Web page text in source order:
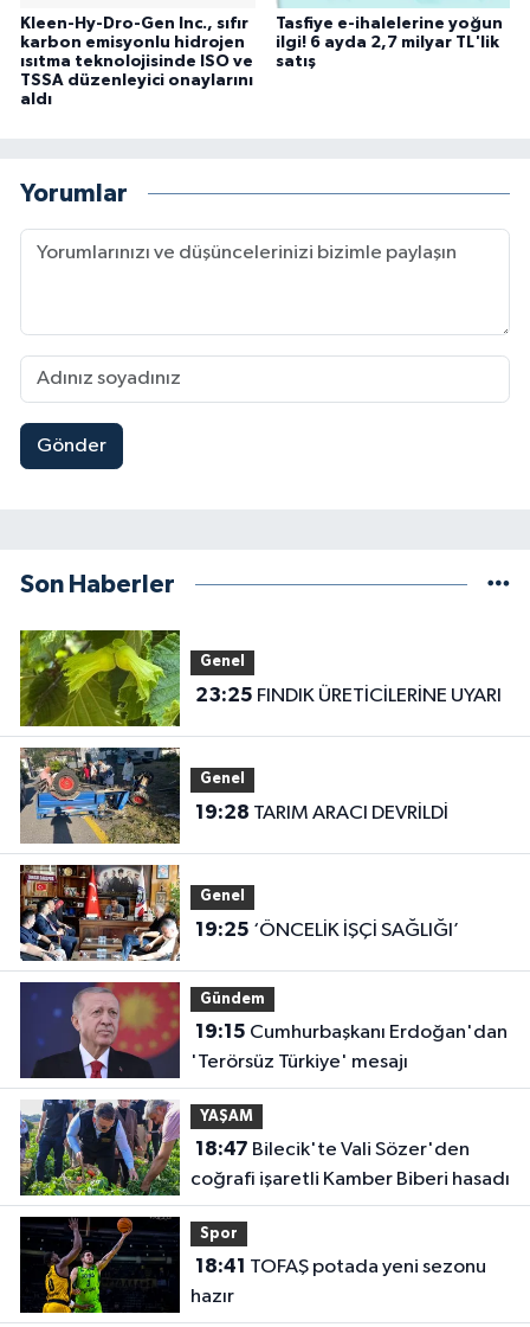
Kleen-Hy-Dro-Gen Inc., sıfır
karbon emisyonlu hidrojen
ısıtma teknolojisinde ISO ve
TSSA düzenleyici onaylarını
aldı
Tasfiye e-ihalelerine yoğun
ilgi! 6 ayda 2,7 milyar TL'lik
satış
Yorumlar
Gönder
Son Haberler
Genel
23:25 FINDIK ÜRETİCİLERİNE UYARI
Genel
19:28 TARIM ARACI DEVRİLDİ
Genel
19:25 ‘ÖNCELİK İŞÇİ SAĞLIĞI’
Gündem
19:15
'Terörsüz Türkiye' mesajı
YAŞAM
18:47
coğrafi işaretli Kamber Biberi hasadı
Spor
18:41
hazır